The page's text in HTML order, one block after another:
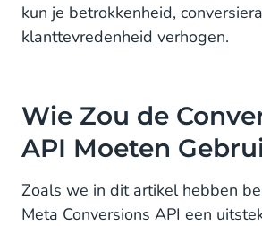
kun je betrokkenheid,
klanttevredenheid verhogen.
Wie Zou de
API Moeten
Zoals we in dit artikel hebben
Meta Conversions API een